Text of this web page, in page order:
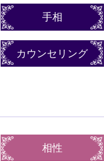
手相
カウンセリング
相性